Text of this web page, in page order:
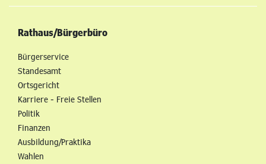
Rathaus/Bürgerbüro
Bürgerservice
Standesamt
Ortsgericht
Karriere - Freie Stellen
Politik
Finanzen
Ausbildung/Praktika
Wahlen